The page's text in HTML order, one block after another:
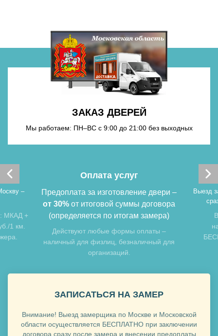
Хочу такую
Хочу такую
ЗАКАЗ ДВЕРЕЙ
Мы работаем: ПН–ВС с 9:00 до 21:00 без выходных
–
МКАД +
1 км.
Оплата услуг
Предоплата за изготовление двери –
от 30% от итоговой суммы договора
(определяется по итогам замера)
Действуют любые формы оплаты –
наличный для физлиц, безналичный для
организаций.
Выезд
ЗАПИСАТЬСЯ НА ЗАМЕР
Внимание! Выезд замерщика по Москве и Московской
области осуществляется БЕСПЛАТНО при заключении
договора сразу после замера и внесении предоплаты